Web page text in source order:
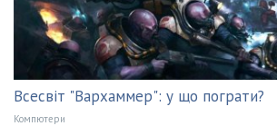
Всесвіт "Вархаммер": у що пограти?
Компютери